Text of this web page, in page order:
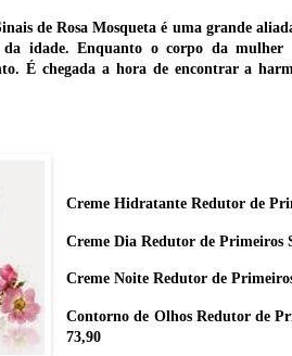
de Rosa Mosqueta é uma grande
da idade. Enquanto o corpo da mulher
É chegada a hora de encontrar a
Creme Hidratante Redutor de
Creme Dia Redutor de Primeiros
Creme Noite Redutor de
Contorno de Olhos Redutor de
73,90